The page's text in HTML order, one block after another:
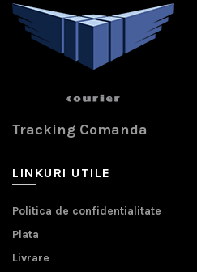
Tracking Comanda
LINKURI UTILE
Politica de confidentialitate
Plata
Livrare